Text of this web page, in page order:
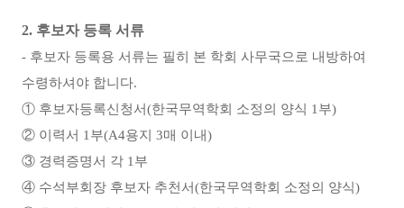
2. 후보자 등록 서류
- 후보자 등록용 서류는 필히 본 학회 사무국으로 내방하여
수령하셔야 합니다.
① 후보자등록신청서(한국무역학회 소정의 양식 1부)
② 이력서 1부(A4용지 3매 이내)
③ 경력증명서 각 1부
④ 수석부회장 후보자 추천서(한국무역학회 소정의 양식)